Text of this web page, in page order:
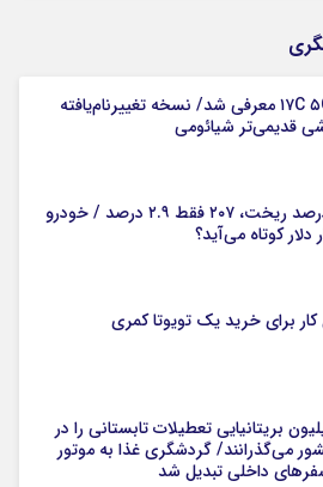
ردمی ۱۷C ۵G معرفی شد/ نسخه تغییرنام‌یافته
قدیمی‌تر شیائومی
دلار ۴ درصد ریخت، ۲۰۷ فقط ۲.۹ درصد / خودرو
دلار کوتاه می‌آید؟
میلیون بریتانیایی تعطیلات تابستانی را در
می‌گذرانند/ گردشگری غذا به موتور
داخلی تبدیل شد